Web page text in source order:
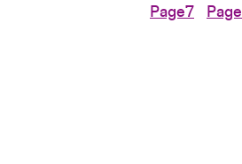
Page7 Page